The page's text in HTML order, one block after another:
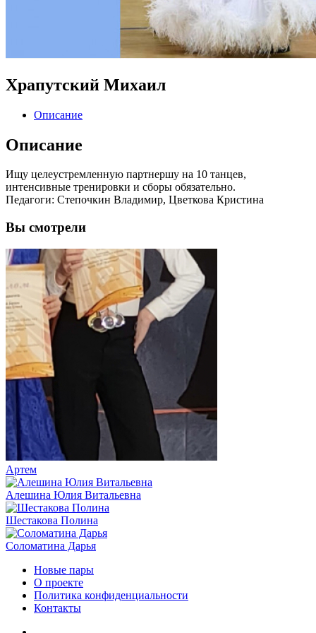
Храпутский Михаил
Описание
Описание
Ищу целеустремленную партнершу на 10 танцев,
интенсивные тренировки и сборы обязательно.
Педагоги: Степочкин Владимир, Цветкова Кристина
Вы смотрели
Артем
Алешина Юлия Витальевна
Шестакова Полина
Соломатина Дарья
Новые пары
О проекте
Политика конфиденциальности
Контакты